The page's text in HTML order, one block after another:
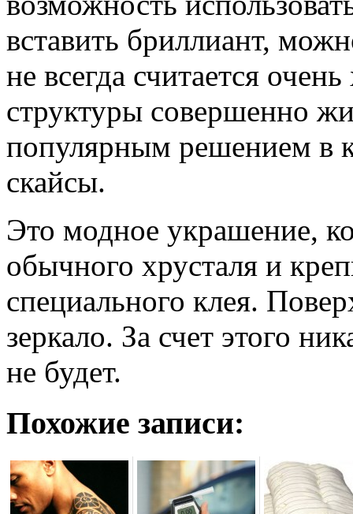
вставить бриллиант,
не всегда считается
структуры совершенно
популярным решением в
скайсы.
Это модное украшение,
обычного хрусталя и
специального клея.
зеркало. За счет этого
не будет.
Похожие записи: